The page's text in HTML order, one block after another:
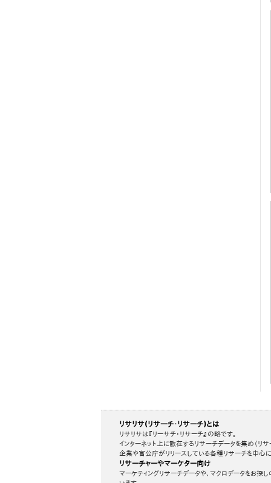
リサリサ(リサーチ・リサーチ)とは
リサリサは『リーサチ・リサーチ』の略です。
インターネット上に散在するリサーチデータを集め（リ
企業や官公庁がリリースしている各種リサーチを中心
リサーチャーやマーケター向け
マーケティングリサーチデータや、マクロデータをお探